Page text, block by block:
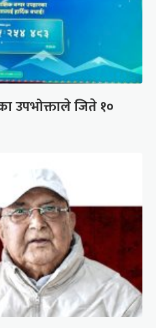
उपभोक्ताले जिते १०